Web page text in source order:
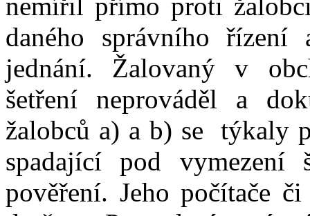
nemířil přímo proti žalobc
daného správního
jednání. Žalovaný v
šetření neprováděl a
žalobců a) a b) se
týkaly
spadající pod vymezení
pověření. Jeho počítače